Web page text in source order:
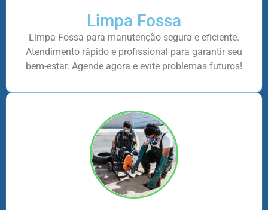
Limpa Fossa
Limpa Fossa para manutenção segura e eficiente.
Atendimento rápido e profissional para garantir seu
bem-estar. Agende agora e evite problemas futuros!